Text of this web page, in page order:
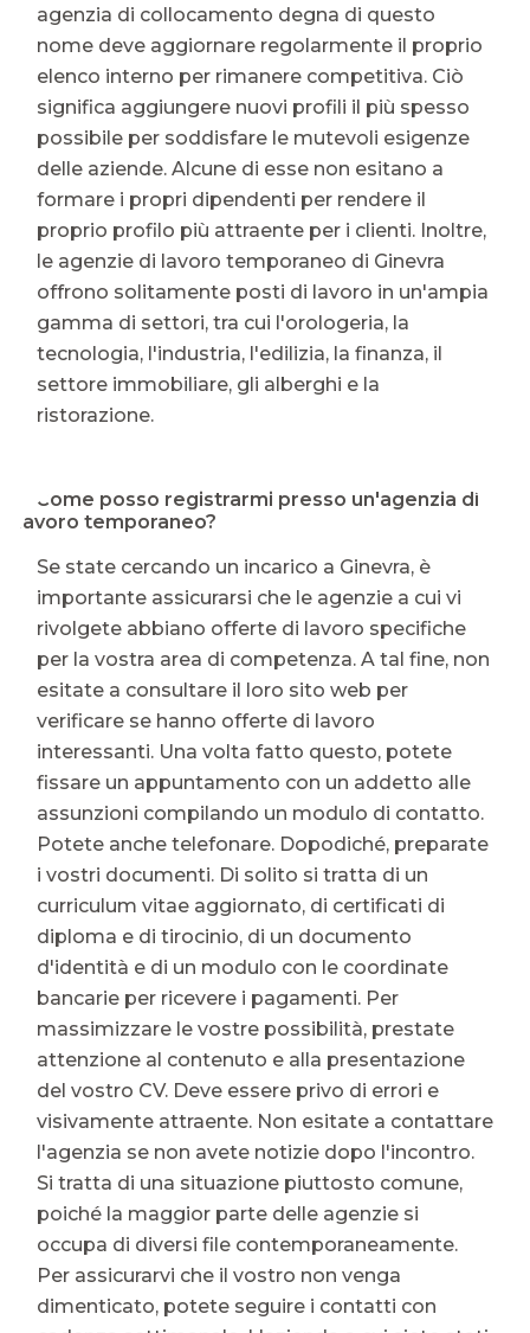
agenzia di collocamento degna di questo
nome deve aggiornare regolarmente il proprio
elenco interno per rimanere competitiva. Ciò
significa aggiungere nuovi profili il più spesso
possibile per soddisfare le mutevoli esigenze
delle aziende. Alcune di esse non esitano a
formare i propri dipendenti per rendere il
proprio profilo più attraente per i clienti. Inoltre,
le agenzie di lavoro temporaneo di Ginevra
offrono solitamente posti di lavoro in un'ampia
gamma di settori, tra cui l'orologeria, la
tecnologia, l'industria, l'edilizia, la finanza, il
settore immobiliare, gli alberghi e la
ristorazione.
⭐ Come posso registrarmi presso un'agenzia di
lavoro temporaneo?
Se state cercando un incarico a Ginevra, è
importante assicurarsi che le agenzie a cui vi
rivolgete abbiano offerte di lavoro specifiche
per la vostra area di competenza. A tal fine, non
esitate a consultare il loro sito web per
verificare se hanno offerte di lavoro
interessanti. Una volta fatto questo, potete
fissare un appuntamento con un addetto alle
assunzioni compilando un modulo di contatto.
Potete anche telefonare. Dopodiché, preparate
i vostri documenti. Di solito si tratta di un
curriculum vitae aggiornato, di certificati di
diploma e di tirocinio, di un documento
d'identità e di un modulo con le coordinate
bancarie per ricevere i pagamenti. Per
massimizzare le vostre possibilità, prestate
attenzione al contenuto e alla presentazione
del vostro CV. Deve essere privo di errori e
visivamente attraente. Non esitate a contattare
l'agenzia se non avete notizie dopo l'incontro.
Si tratta di una situazione piuttosto comune,
poiché la maggior parte delle agenzie si
occupa di diversi file contemporaneamente.
Per assicurarvi che il vostro non venga
dimenticato, potete seguire i contatti con